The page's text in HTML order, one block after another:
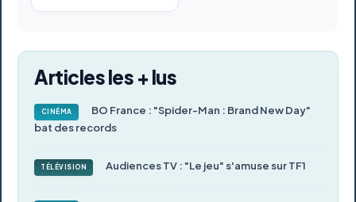
Articles les + lus
CINÉMA
BO France : "Spider-Man : Brand New Day"
bat des records
TÉLÉVISION Audiences TV : "Le jeu" s'amuse sur TF1